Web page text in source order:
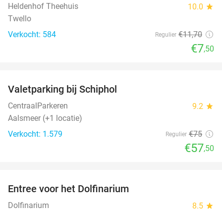
Heldenhof Theehuis 10.0 star
Twello
Verkocht: 584
Regulier €11,70
€7,50
Valetparking bij Schiphol
CentraalParkeren 9.2 star
Aalsmeer (+1 locatie)
Verkocht: 1.579
Regulier €75
€57,50
Entree voor het Dolfinarium
Dolfinarium 8.5 star